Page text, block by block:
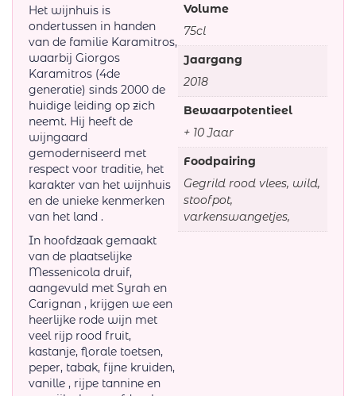
Het wijnhuis is
ondertussen in handen
van de familie Karamitros,
waarbij Giorgos
Karamitros (4de
generatie) sinds 2000 de
huidige leiding op zich
neemt. Hij heeft de
wijngaard
gemoderniseerd met
respect voor traditie, het
karakter van het wijnhuis
en de unieke kenmerken
van het land .
In hoofdzaak gemaakt
van de plaatselijke
Messenicola druif,
aangevuld met Syrah en
Carignan , krijgen we een
heerlijke rode wijn met
veel rijp rood fruit,
kastanje, florale toetsen,
peper, tabak, fijne kruiden,
vanille , rijpe tannine en
Volume
75cl
Jaargang
2018
Bewaarpotentieel
+ 10 Jaar
Foodpairing
Gegrild rood vlees, wild,
stoofpot,
varkenswangetjes,